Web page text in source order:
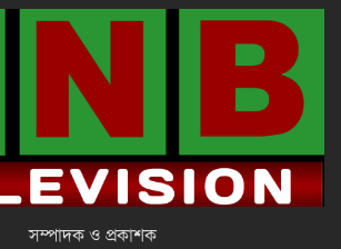
দেশে ফিরে বিচারের মুখোমুখি হতে প্রস্তুত
সাকিব আল হাসান
দেশে আসেন, দেখা হবে রাজপথে:
হাসিনাকে ভারপ্রাপ্ত রাষ্ট্রপতি
সম্পাদক ও প্রকাশক